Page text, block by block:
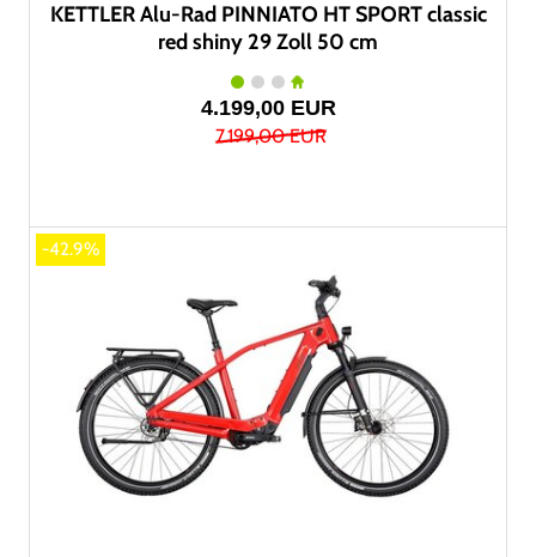
KETTLER Alu-Rad PINNIATO HT SPORT classic
red shiny 29 Zoll 50 cm
4.199,00 EUR
7.199,00 EUR
-42.9%